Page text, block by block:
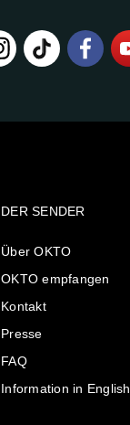
DER SENDER
Über OKTO
OKTO empfangen
Kontakt
Presse
FAQ
Information in English